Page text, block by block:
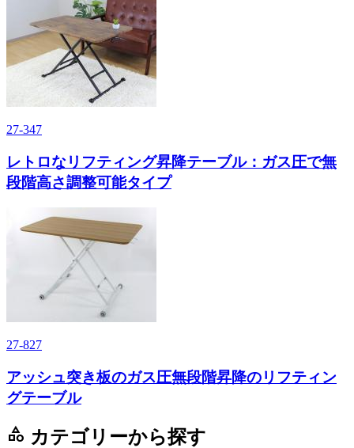
27-347
レトロなリフティング昇降テーブル：ガス圧で無
段階高さ調整可能タイプ
27-827
アッシュ突き板のガス圧無段階昇降のリフティン
グテーブル
category カテゴリーから探す